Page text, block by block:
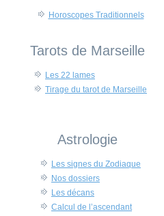
Horoscopes Traditionnels
Tarots de Marseille
Les 22 lames
Tirage du tarot de Marseille
Astrologie
Les signes du Zodiaque
Nos dossiers
Les décans
Calcul de l’ascendant